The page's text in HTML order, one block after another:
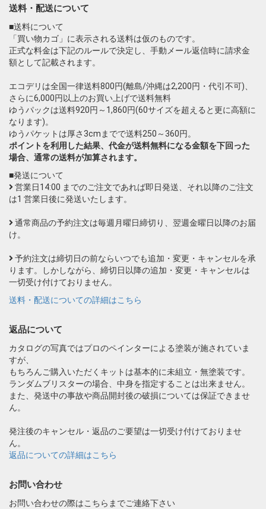
送料・配送について
■送料について
「買い物カゴ」に表示される送料は仮のものです。
正式な料金は下記のルールで決定し、手動メール返信時に請求金
額として記載されます。
エコデリは全国一律送料800円(離島/沖縄は2,200円・代引不可)、
さらに6,000円以上のお買い上げで送料無料
ゆうパックは送料920円～1,860円(60サイズを超えると更に高額に
なります)。
ゆうパケットは厚さ3cmまでで送料250～360円。
ポイントを利用した結果、代金が送料無料になる金額を下回った
場合、通常の送料が加算されます。
■発送について
営業日14:00 までのご注文であれば即日発送、それ以降のご注文
は1 営業日後に発送いたします。
通常商品の予約注文は毎週月曜日締切り、翌週金曜日以降のお届
け。
予約注文は締切日の前ならいつでも追加・変更・キャンセルを承
ります。しかしながら、締切日以降の追加・変更・キャンセルは
一切受け付けておりません。
送料・配送についての詳細はこちら
返品について
カタログの写真ではプロのペインターによる塗装が施されていま
すが、
もちろんご購入いただくキットは基本的に未組立・無塗装です。
ランダムブリスターの場合、中身を指定することは出来ません。
また、発送中の事故や商品開封後の破損については保証できませ
ん。
発注後のキャンセル・返品のご要望は一切受け付けておりませ
ん。
返品についての詳細はこちら
お問い合わせ
お問い合わせの際はこちらまでご連絡下さい